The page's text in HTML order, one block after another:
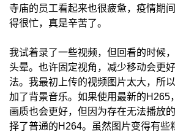
寺庙的员工看起来也很疲惫，疫情期
得很忙，真是辛苦了。
我试着录了一些视频，但回看的时候
头晕。也许固定视角，减少移动会更
法。我最初上传的视频图片太大，所
加了背景音乐。如果使用最新的H265
画质也会更好，但因为存在无法播放
择了普通的H264。虽然图片变得有些